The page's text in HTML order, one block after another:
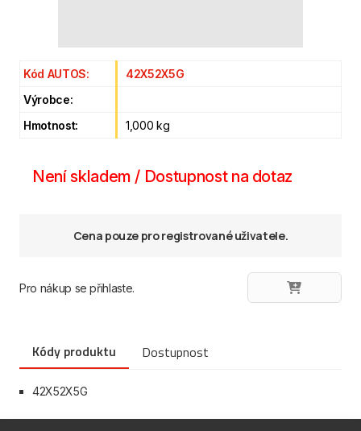
Kód AUTOS:
42X52X5G
Výrobce:
Hmotnost:
1,000 kg
Není skladem / Dostupnost na dotaz
Cena pouze pro registrované uživatele.
Pro nákup se přihlaste.
Kódy produktu Dostupnost
42X52X5G